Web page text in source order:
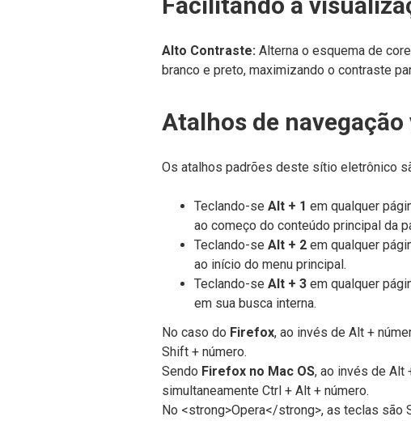
Alto Contraste:Alterna o esquema de
branco e preto, maximizando o contraste
Atalhos de
Os atalhos padrões deste sítio eletrônico
Teclando-se Alt + 1 em qualquer
ao começo do conteúdo principal da
Teclando-se Alt + 2em qualquer
ao início do menu principal.
Teclando-se Alt + 3em qualquer
em sua busca interna.
No caso do Firefox, ao invés de Alt +
Shift + número.
Sendo Firefox no Mac OS, ao invés de Alt
simultaneamente Ctrl + Alt + número.
No <strong>Opera</strong>, as teclas são